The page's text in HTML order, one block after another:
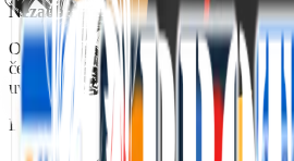
Nezaobilazan alat za svakog
Ovaj izdržljivi i svestrani nož s crnom
čelika 440A i aluminijskom ručkom
uvjete.
Boja